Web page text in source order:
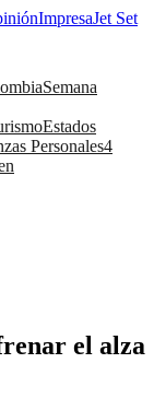
ImpresaJet Set
Semana
Estados
Personales4
el alza